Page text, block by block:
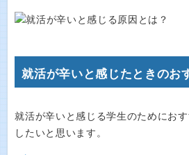
就活が辛いと感じたときのお
就活が辛いと感じる学生のためにお
したいと思います。